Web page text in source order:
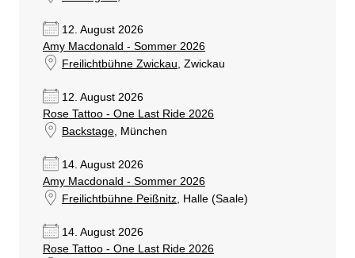
12. August 2026
Amy Macdonald - Sommer 2026
Freilichtbühne Zwickau , Zwickau
12. August 2026
Rose Tattoo - One Last Ride 2026
Backstage, München
14. August 2026
Amy Macdonald - Sommer 2026
Freilichtbühne Peißnitz, Halle (Saale)
14. August 2026
Rose Tattoo - One Last Ride 2026